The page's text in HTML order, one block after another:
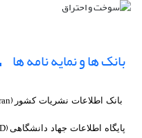
بانک ها و نمایه نامه ها
بانک اطلاعات نشریات کشور (magiran)
پایگاه اطلاعات جهاد دانشگاهی (SID)